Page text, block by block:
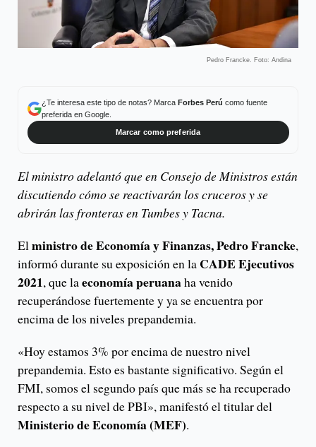
Pedro Francke. Foto: Andina
¿Te interesa este tipo de notas? Marca Forbes Perú como fuente
preferida en Google.
Marcar como preferida
El ministro adelantó que en Consejo de Ministros están
discutiendo cómo se reactivarán los cruceros y se
abrirán las fronteras en Tumbes y Tacna.
Elministro de Economía y Finanzas, Pedro Francke,
informó durante su exposición en la CADE Ejecutivos
2021, que laeconomía peruanaha venido
recuperándose fuertemente y ya se encuentra por
encima de los niveles prepandemia.
«Hoy estamos 3% por encima de nuestro nivel
prepandemia. Esto es bastante significativo. Según el
FMI, somos el segundo país que más se ha recuperado
respecto a su nivel de PBI», manifestó el titular del
Ministerio de Economía (MEF).